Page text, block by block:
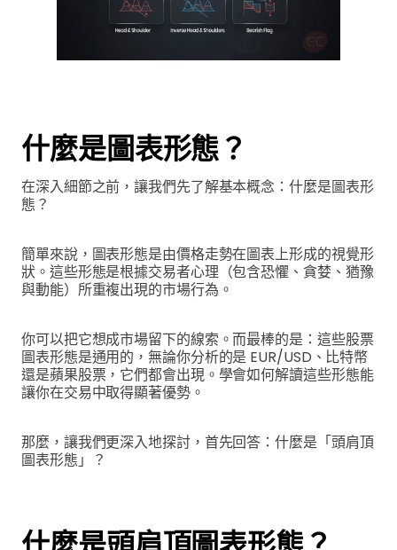
什麼是圖表形態？
在深入細節之前，讓我們先了解基本概念：什麼是圖表形
態？
簡單來說，圖表形態是由價格走勢在圖表上形成的視覺形
狀。這些形態是根據交易者心理（包含恐懼、貪婪、猶豫
與動能）所重複出現的市場行為。
你可以把它想成市場留下的線索。而最棒的是：這些股票
圖表形態是通用的，無論你分析的是 EUR/USD、比特幣
還是蘋果股票，它們都會出現。學會如何解讀這些形態能
讓你在交易中取得顯著優勢。
那麼，讓我們更深入地探討，首先回答：什麼是「頭肩頂
圖表形態」？